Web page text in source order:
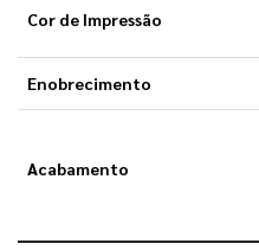
Cor de Impressão
Enobrecimento
Acabamento